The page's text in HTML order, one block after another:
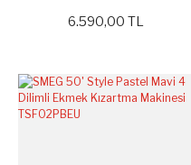
6.590,00 TL